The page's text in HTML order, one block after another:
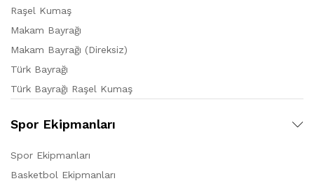
Raşel Kumaş
Makam Bayrağı
Makam Bayrağı (Direksiz)
Türk Bayrağı
Türk Bayrağı Raşel Kumaş
Spor Ekipmanları
Spor Ekipmanları
Basketbol Ekipmanları